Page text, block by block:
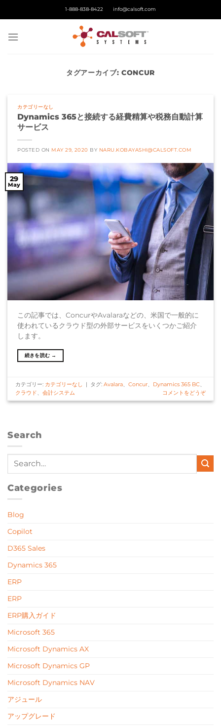
1-888-838-8422 info@calsoft.com
タグアーカイブ:CONCUR
カテゴリーなし
Dynamics 365と接続する経費精算や税務自動計算
サービス
POSTED ON MAY 29, 2020 BY NARU.KOBAYASHI@CALSOFT.COM
29
May
この記事では、ConcurやAvalaraなどの、米国で一般的に
使われているクラウド型の外部サービスをいくつかご紹介
します。
続きを読む →
カテゴリー: カテゴリーなし | タグ:Avalara 、Concur Dynamics 365 BC
クラウド 、会計システム コメントをどうぞ
Search
Categories
Blog
Copilot
D365 Sales
Dynamics 365
ERP
ERP
ERP購入ガイド
Microsoft 365
Microsoft Dynamics AX
Microsoft Dynamics GP
Microsoft Dynamics NAV
アジュール
アップグレード